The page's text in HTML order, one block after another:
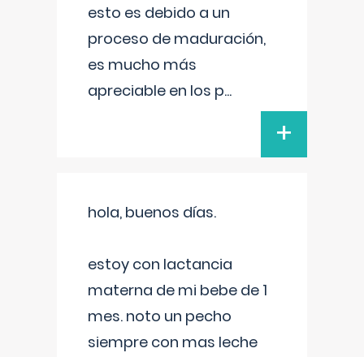
esto es debido a un
proceso de maduración,
es mucho más
apreciable en los p...
+
hola, buenos días.
estoy con lactancia
materna de mi bebe de 1
mes. noto un pecho
siempre con mas leche